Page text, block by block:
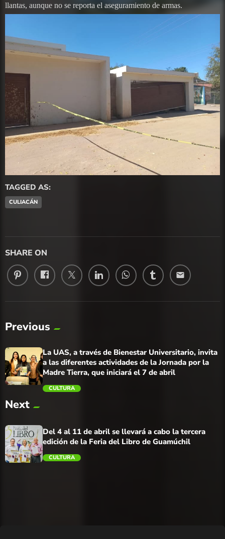
llantas, aunque no se reporta el aseguramiento de armas.
TAGGED AS:
CULIACÁN
SHARE ON
email
Previous
La UAS, a través de Bienestar Universitario, invita
a las diferentes actividades de la Jornada por la
Madre Tierra, que iniciará el 7 de abril
CULTURA
Next
Del 4 al 11 de abril se llevará a cabo la tercera
edición de la Feria del Libro de Guamúchil
CULTURA